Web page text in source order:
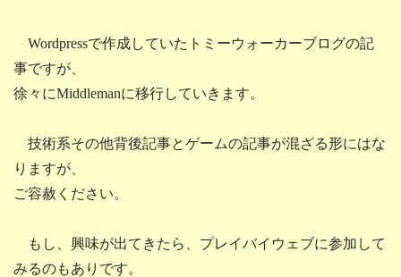
Wordpressで作成していたトミーウォーカーブログの記
事ですが、
徐々にMiddlemanに移行していきます。
技術系その他背後記事とゲームの記事が混ざる形にはな
りますが、
ご容赦ください。
もし、興味が出てきたら、プレイバイウェブに参加して
みるのもありです。